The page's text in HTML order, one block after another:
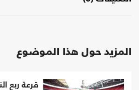
المزيد حول هذا الموضوع
قرعة ربع